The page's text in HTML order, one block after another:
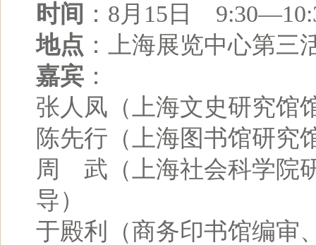
时间 ：8月15日
地点 ：上海展览中心第三
嘉宾 ：
张人凤（上海文史研究馆
陈先行（上海图书馆研究
周 武（上海社会科学院
导）
于殿利（商务印书馆编审